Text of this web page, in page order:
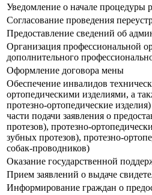
Уведомление о начале процедуры
Согласование проведения
Предоставление сведений об
Организация профессиональной
дополнительного
Оформление договора мены
Обеспечение инвалидов
ортопедическими изделиями, а
протезно-ортопедические
части подачи заявления о
протезов), протезно-
зубных протезов), протезно-
собак-проводников)
Оказание государственной
Прием заявлений о выдаче
Информирование граждан о